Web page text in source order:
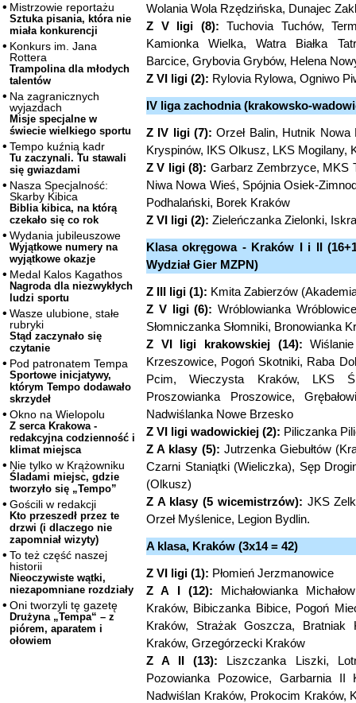
Mistrzowie reportażu
Sztuka pisania, która nie
miała konkurencji
Konkurs im. Jana
Rottera
Trampolina dla młodych
talentów
Na zagranicznych
wyjazdach
Misje specjalne w
świecie wielkiego sportu
Tempo kuźnią kadr
Tu zaczynali. Tu stawali
się gwiazdami
Nasza Specjalność:
Skarby Kibica
Biblia kibica, na którą
czekało się co rok
Wydania jubileuszowe
Wyjątkowe numery na
wyjątkowe okazje
Medal Kalos Kagathos
Nagroda dla niezwykłych
ludzi sportu
Wasze ulubione, stałe
rubryki
Stąd zaczynało się
czytanie
Pod patronatem Tempa
Sportowe inicjatywy,
którym Tempo dodawało
skrzydeł
Okno na Wielopolu
Z serca Krakowa -
redakcyjna codzienność i
klimat miejsca
Nie tylko w Krążowniku
Śladami miejsc, gdzie
tworzyło się „Tempo”
Gościli w redakcji
Kto przeszedł przez te
drzwi (i dlaczego nie
zapomniał wizyty)
To też część naszej
historii
Nieoczywiste wątki,
niezapomniane rozdziały
Oni tworzyli tę gazetę
Drużyna „Tempa“ – z
piórem, aparatem i
ołowiem
Wolania Wola Rzędzińska, Dunajec
Z V ligi (8): Tuchovia Tuchów,
Kamionka Wielka, Watra Białka
Barcice, Grybovia Grybów, Helena
Z VI ligi (2): Rylovia Rylowa, Ogniwo
IV liga zachodnia (krakowsko-
Z IV ligi (7): Orzeł Balin, Hutnik
Kryspinów, IKS Olkusz, LKS Mogilany,
Z V ligi (8): Garbarz Zembrzyce, MKS
Niwa Nowa Wieś, Spójnia Osiek-
Podhalański, Borek Kraków
Z VI ligi (2): Zieleńczanka Zielonki,
Klasa okręgowa - Kraków I i II
Wydział Gier MZPN)
Z III ligi (1): Kmita Zabierzów
Z V ligi (6): Wróblowianka
Słomniczanka Słomniki, Bronowianka
Z VI ligi krakowskiej (14):
Krzeszowice, Pogoń Skotniki, Raba
Pcim, Wieczysta Kraków, LKS
Proszowianka Proszowice,
Nadwiślanka Nowe Brzesko
Z VI ligi wadowickiej (2): Piliczanka
Z A klasy (5): Jutrzenka Giebułtów
Czarni Staniątki (Wieliczka), Sęp
(Olkusz)
Z A klasy (5 wicemistrzów): JKS
Orzeł Myślenice, Legion Bydlin.
A klasa, Kraków (3x14 = 42)
Z VI ligi (1): Płomień Jerzmanowice
Z A I (12): Michałowianka
Kraków, Bibiczanka Bibice, Pogoń
Kraków, Strażak Goszcza, Bratniak
Kraków, Grzegórzecki Kraków
Z A II (13): Liszczanka Liszki,
Pozowianka Pozowice, Garbarnia II
Nadwiślan Kraków, Prokocim Kraków,